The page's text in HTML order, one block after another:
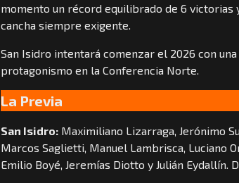
momento un récord equilibrado de 6 victorias
cancha siempre exigente.
San Isidro intentará comenzar el 2026 con
protagonismo en la Conferencia Norte.
La Previa
San Isidro: Maximiliano Lizarraga, Jerónimo
Marcos Saglietti, Manuel Lambrisca, Luciano
Emilio Boyé, Jeremías Diotto y Julián Eydallín.